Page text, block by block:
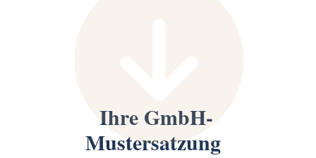
Ihre GmbH-
Mustersatzung